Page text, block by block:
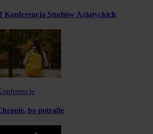
Konferencja Studiów Azjatyckich
bo potrafię